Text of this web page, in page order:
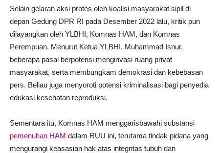
Selain gelaran aksi protes oleh koalisi masyarakat sipil di
depan Gedung DPR RI pada Desember 2022 lalu, kritik pun
dilayangkan oleh YLBHI, Komnas HAM, dan Komnas
Perempuan. Menurut Ketua YLBHI, Muhammad Isnur,
beberapa pasal berpotensi menginvasi ruang privat
masyarakat, serta membungkam demokrasi dan kebebasan
pers. Beliau juga menyoroti potensi kriminalisasi bagi penyedia
edukasi kesehatan reproduksi.
Sementara itu, Komnas HAM menggarisbawahi substansi
pemenuhan HAM dalam RUU ini, terutama tindak pidana yang
mengurangi keasasian hak atas integritas tubuh dan